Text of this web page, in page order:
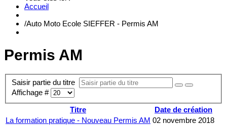
Accueil
/Auto Moto Ecole SIEFFER - Permis AM
Permis AM
Saisir partie du titre
Affichage #
Titre
Date de création
La formation pratique - Nouveau Permis AM 02 novembre 2018